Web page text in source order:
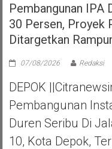
Pembangunan IPA
30 Persen, Proyek
Ditargetkan
07/08/2026 Redaksi
DEPOK
Pembangunan
Duren Seribu Di
10, Kota Depok,